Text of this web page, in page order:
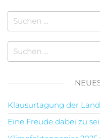
Klausurtagung der
Eine Freude dabei zu